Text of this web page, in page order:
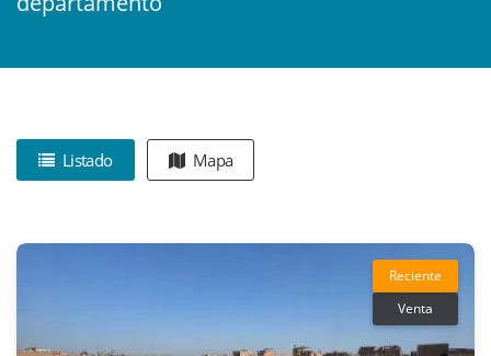
Listado Mapa
Reciente
Venta